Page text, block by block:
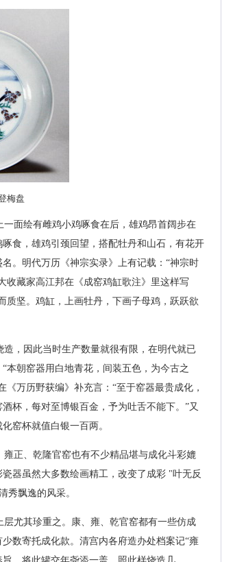
梅盘
面绘有雌鸡小鸡啄食在后，雄鸡昂首阔步在
食，雄鸡引颈回望，搭配牡丹和山石，有花开
。明代万历《神宗实录》上有记载：“神宗时
收藏家高江邦在《成窑鸡缸歌注》里这样写
质坚。鸡缸，上画牡丹，下画子母鸡，跃跃欲
，因此当时生产数量就很有限，在明代就已
本朝窑器用白地青花，间装五色，为今古之
万历野获编》补充言：“至于窑器最贵成化，
杯，每对至博银百金，予为吐舌不能下。”又
窑杯就值白银一百两。
正、乾隆官窑也有不少精品堪与成化斗彩媲
器虽然大多数绘画精工，改变了成彩 "叶无反
秀飘逸的风采。
尤其珍重之。康、雍、乾官窑都有一些仿成
数寄托成化款。清宫内各府造办处档案记“雍